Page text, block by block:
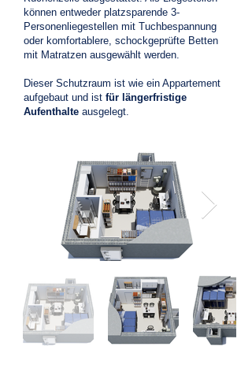
Varianten im Überblick
Der Schutzraum und Bunkerbau ist vielfältig
und bietet zahlreiche
Ausstattungsmöglichkeiten. Unser
Ingenieurteam hat drei Schutzraumklassen
entwickelt, die für unsere Kunden individuell
abgestimmt werden. Alle drei Schutzraum
Varianten
Basis
Classic
können entweder platzsparende 3-
Personenliegestellen mit Tuchbespannung
oder komfortablere, schockgeprüfte Betten
mit Matratzen ausgewählt werden.
Dieser Schutzraum ist wie ein Appartement
aufgebaut und ist für längerfristige
Aufenthalte ausgelegt.